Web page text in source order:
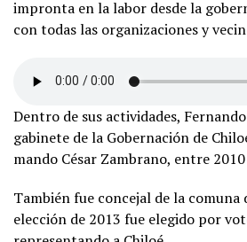
impronta en la labor desde la
con todas las organizaciones y
Dentro de sus actividades,
gabinete de la Gobernación de
mando César Zambrano, entre
También fue concejal de la comuna
elección de 2013 fue elegido por